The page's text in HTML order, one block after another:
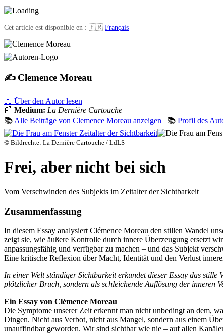
Cet article est disponible en : 🇫🇷Français
✍️ Clemence Moreau
📖 Über den Autor lesen
📰 Medium: La Dernière Cartouche
📚 Alle Beiträge von Clemence Moreau anzeigen | 📚 Profil des
© Bildrechte: La Dernière Cartouche / LdLS
Frei, aber nicht bei sich
Vom Verschwinden des Subjekts im Zeitalter der Sichtbarkeit
Zusammenfassung
In diesem Essay analysiert Clémence Moreau den stillen Wandel
zeigt sie, wie äußere Kontrolle durch innere Überzeugung ersetzt
anpassungsfähig und verfügbar zu machen – und das Subjekt
Eine kritische Reflexion über Macht, Identität und den Verlust
In einer Welt ständiger Sichtbarkeit erkundet dieser Essay das
plötzlicher Bruch, sondern als schleichende Auflösung der inneren
Ein Essay von Clémence Moreau
Die Symptome unserer Zeit erkennt man nicht unbedingt an dem,
Dingen. Nicht aus Verbot, nicht aus Mangel, sondern aus einem
unauffindbar geworden. Wir sind sichtbar wie nie – auf allen